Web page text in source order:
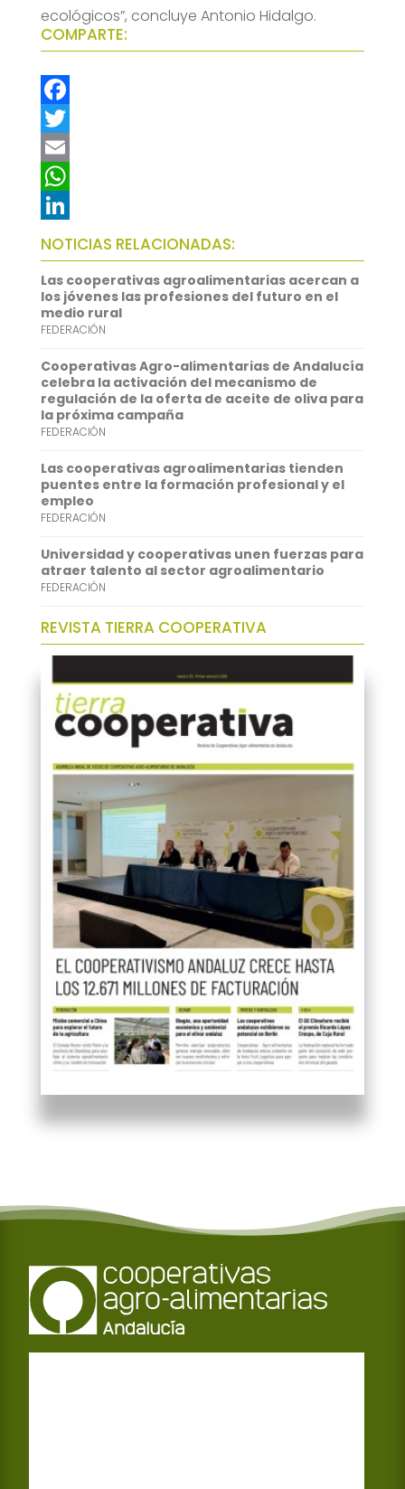
ecológicos”, concluye Antonio Hidalgo.
COMPARTE:
F
a
c
e
b
o
o
k
T
w
t
t
e
r
E
m
a
i
l
W
h
a
t
s
A
p
p
L
i
n
k
e
d
I
n
NOTICIAS RELACIONADAS:
Las cooperativas agroalimentarias acercan a
los jóvenes las profesiones del futuro en el
medio rural
FEDERACIÓN
Cooperativas Agro-alimentarias de Andalucía
celebra la activación del mecanismo de
regulación de la oferta de aceite de oliva para
la próxima campaña
FEDERACIÓN
Las cooperativas agroalimentarias tienden
puentes entre la formación profesional y el
empleo
FEDERACIÓN
Universidad y cooperativas unen fuerzas para
atraer talento al sector agroalimentario
FEDERACIÓN
REVISTA TIERRA COOPERATIVA